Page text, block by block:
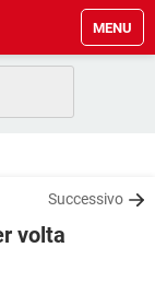
MENU
Successivo
volta